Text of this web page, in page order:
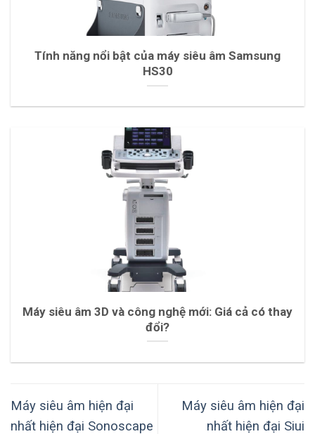
Tính năng nổi bật của máy siêu âm Samsung
HS30
Máy siêu âm 3D và công nghệ mới: Giá cả có thay
đổi?
Máy siêu âm hiện đại
nhất hiện đại Sonoscape
Máy siêu âm hiện đại
nhất hiện đại Siui